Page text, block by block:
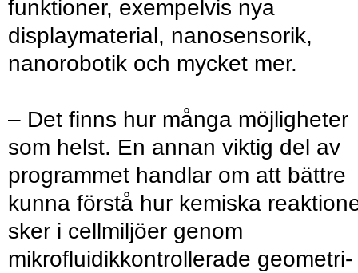
funktioner, exempelvis nya
displaymaterial, nanosensorik,
nanorobotik och mycket mer.
– Det finns hur många möjligheter
som helst. En annan viktig del av
programmet handlar om att bättre
kunna förstå hur kemiska
sker i cellmiljöer genom
mikrofluidikkontrollerade geometri-